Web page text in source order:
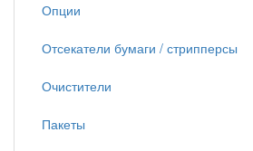
Опции
Отсекатели бумаги / стрипперсы
Очистители
Пакеты